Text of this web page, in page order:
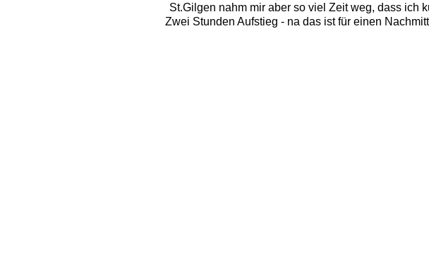
St.Gilgen nahm mir aber so viel Zeit weg, dass ich
Zwei Stunden Aufstieg - na das ist für einen